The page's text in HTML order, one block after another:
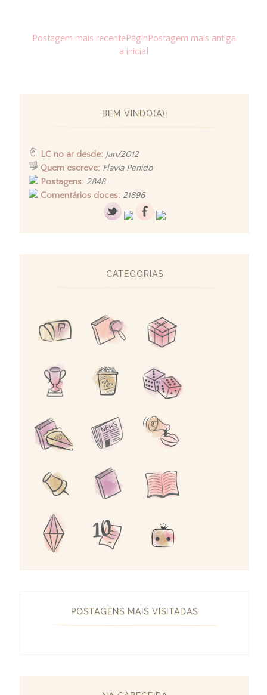
Postagem mais recente Postagem mais antiga
Págin
a inicial
BEM VINDO(A)!
LC no ar desde: Jan/2012
Quem escreve: Flavia Penido
Postagens: 2848
Comentários doces: 21896
CATEGORIAS
POSTAGENS MAIS VISITADAS